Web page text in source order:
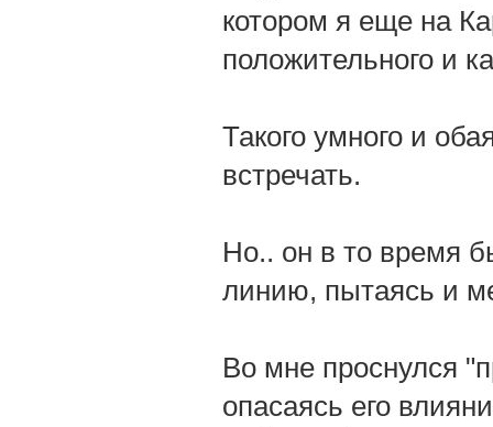
котором я еще на
положительного и
Такого умного и
встречать.
Но.. он в то время
линию, пытаясь и
Во мне проснулся
опасаясь его